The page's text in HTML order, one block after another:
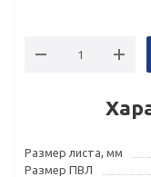
Размер листа, мм
Размер ПВЛ